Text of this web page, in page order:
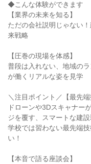
◆こんな体験ができます
【業界の未来を知る】
ただの会社説明じゃない
来戦略
【圧巻の現場を体感】
普段は入れない、地域の
が働くリアルな姿を見学
＼注目ポイント／【最先端
ドローンや3Dスキャナー
ジを覆す、スマートな建
学校では習わない最先端
い！
【本音で語る座談会】